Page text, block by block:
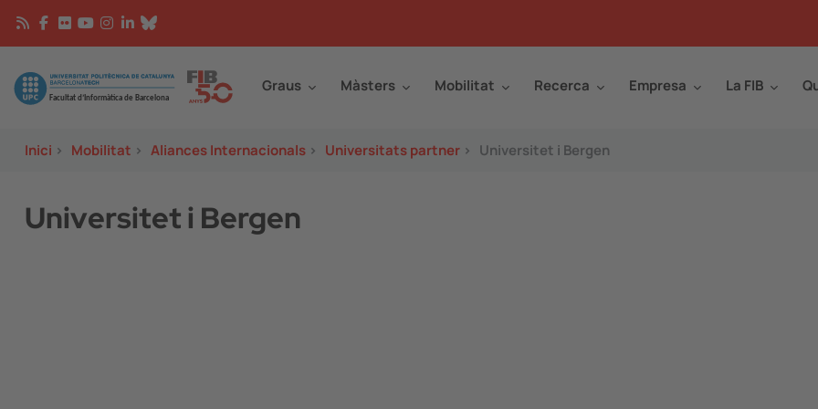
Vés al contingut
Image Graus Màsters Mobilitat Recerca Empresa La FIB
Inici > Mobilitat > Aliances Internacionals > Universitats partner > Universitet i Bergen
Universitet i Bergen